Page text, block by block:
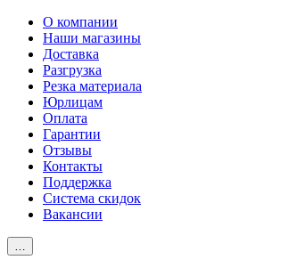
О компании
Наши магазины
Доставка
Разгрузка
Резка материала
Юрлицам
Оплата
Гарантии
Отзывы
Контакты
Поддержка
Система скидок
Вакансии
…